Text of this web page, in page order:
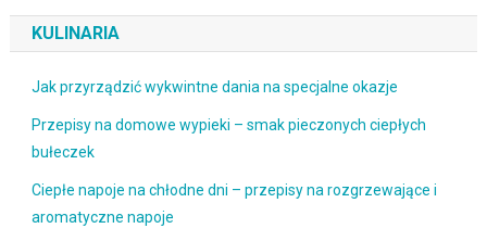
KULINARIA
Jak przyrządzić wykwintne dania na specjalne okazje
Przepisy na domowe wypieki – smak pieczonych ciepłych
bułeczek
Ciepłe napoje na chłodne dni – przepisy na rozgrzewające i
aromatyczne napoje